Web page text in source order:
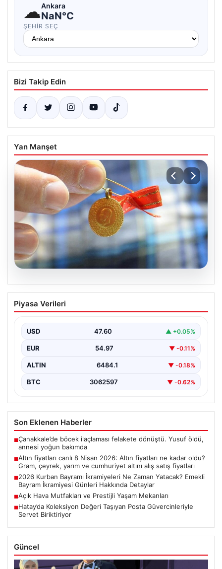
☁Ankara
NaN°C
ŞEHIR SEÇ
Bizi Takip Edin
Yan Manşet
05.08.2026
Altın fiyatları canlı 8 Nisan 2026: Altın
fiyatları ne kadar oldu? Gram, çeyrek,
fiyatları
Piyasa Verileri
USD 47.60 ▲ +0.05%
EUR 54.97 ▼ -0.11%
ALTIN 6484.1 ▼ -0.18%
BTC 3062597 ▼ -0.62%
Son Eklenen Haberler
■Çanakkale’de böcek ilaçlaması felakete dönüştü. Yusuf öldü,
annesi yoğun bakımda
■Altın fiyatları canlı 8 Nisan 2026: Altın fiyatları ne kadar oldu?
Gram, çeyrek, yarım ve cumhuriyet altını alış satış fiyatları
■2026 Kurban Bayramı İkramiyeleri Ne Zaman Yatacak? Emekli
Bayram İkramiyesi Günleri Hakkında Detaylar
■Açık Hava Mutfakları ve Prestijli Yaşam Mekanları
■Hatay’da Koleksiyon Değeri Taşıyan Posta Güvercinleriyle
Servet Biriktiriyor
Güncel